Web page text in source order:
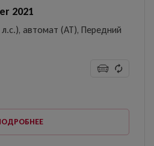
2021
л.с.), автомат (AT), Передний